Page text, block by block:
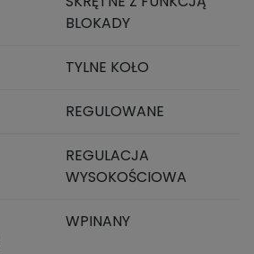
BLOKADY
TYLNE KOŁO
REGULOWANE
REGULACJA
WYSOKOŚCIOWA
WPINANY